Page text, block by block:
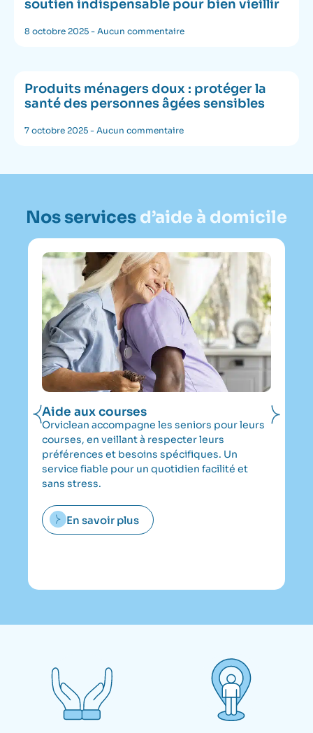
soutien indispensable pour bien vieillir
8 octobre 2025 Aucun commentaire
Produits ménagers doux : protéger la
santé des personnes âgées sensibles
7 octobre 2025 Aucun commentaire
Nos services d’aide à domicile
Aide aux courses
Orviclean accompagne les seniors pour leurs
courses, en veillant à respecter leurs
préférences et besoins spécifiques. Un
service fiable pour un quotidien facilité et
sans stress.
En savoir plus